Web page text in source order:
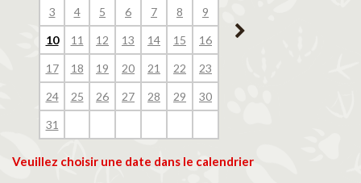
3 4 5 6 7 8 9
10 11 12 13 14 15 16
17 18 19 20 21 22 23
24 25 26 27 28 29 30
31
14
Veuillez choisir une date dans le calendrier